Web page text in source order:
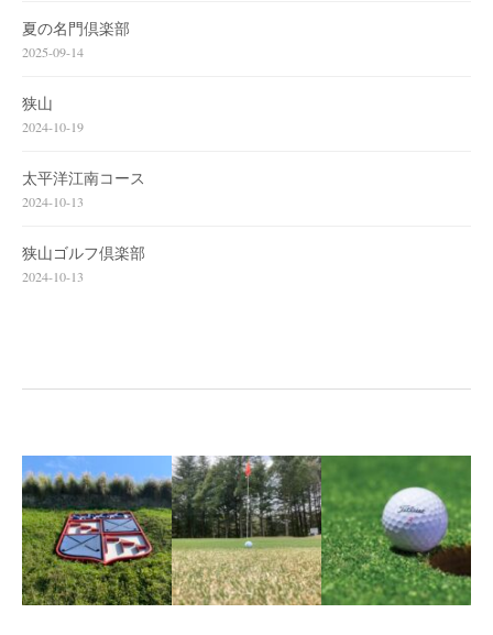
夏の名門倶楽部
2025-09-14
狭山
2024-10-19
太平洋江南コース
2024-10-13
狭山ゴルフ倶楽部
2024-10-13